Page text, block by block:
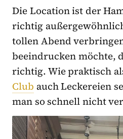
Die Location ist der
richtig
tollen Abend
beeindrucken möchte,
richtig. Wie praktisch
Club auch Leckereien
man so schnell nicht